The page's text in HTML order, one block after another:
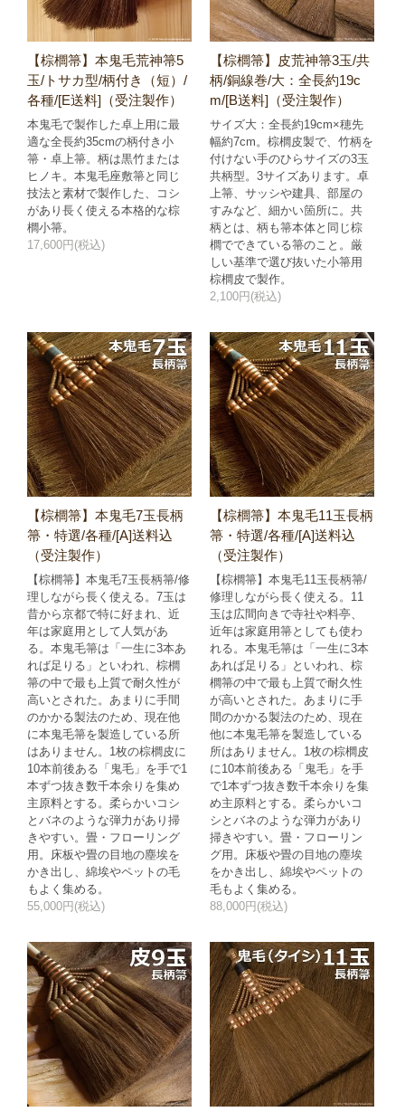
【棕櫚箒】本鬼毛荒神箒5
玉/トサカ型/柄付き（短）/
各種/[E送料]（受注製作）
本鬼毛で製作した卓上用に最
適な全長約35cmの柄付き小
箒・卓上箒。柄は黒竹または
ヒノキ。本鬼毛座敷箒と同じ
技法と素材で製作した、コシ
があり長く使える本格的な棕
櫚小箒。
17,600円(税込)
【棕櫚箒】皮荒神箒3玉/共
柄/銅線巻/大：全長約19c
m/[B送料]（受注製作）
サイズ大：全長約19cm×穂先
幅約7cm。棕櫚皮製で、竹柄を
付けない手のひらサイズの3玉
共柄型。3サイズあります。卓
上箒、サッシや建具、部屋の
すみなど、細かい箇所に。共
柄とは、柄も箒本体と同じ棕
櫚でできている箒のこと。厳
しい基準で選び抜いた小箒用
棕櫚皮で製作。
2,100円(税込)
【棕櫚箒】本鬼毛7玉長柄
箒・特選/各種/[A]送料込
（受注製作）
【棕櫚箒】本鬼毛7玉長柄箒/修
理しながら長く使える。7玉は
昔から京都で特に好まれ、近
年は家庭用として人気があ
る。本鬼毛箒は「一生に3本あ
れば足りる」といわれ、棕櫚
箒の中で最も上質で耐久性が
高いとされた。あまりに手間
のかかる製法のため、現在他
に本鬼毛箒を製造している所
はありません。1枚の棕櫚皮に
10本前後ある「鬼毛」を手で1
本ずつ抜き数千本余りを集め
主原料とする。柔らかいコシ
とバネのような弾力があり掃
きやすい。畳・フローリング
用。床板や畳の目地の塵埃を
かき出し、綿埃やペットの毛
もよく集める。
55,000円(税込)
【棕櫚箒】本鬼毛11玉長柄
箒・特選/各種/[A]送料込
（受注製作）
【棕櫚箒】本鬼毛11玉長柄箒/
修理しながら長く使える。11
玉は広間向きで寺社や料亭、
近年は家庭用箒としても使わ
れる。本鬼毛箒は「一生に3本
あれば足りる」といわれ、棕
櫚箒の中で最も上質で耐久性
が高いとされた。あまりに手
間のかかる製法のため、現在
他に本鬼毛箒を製造している
所はありません。1枚の棕櫚皮
に10本前後ある「鬼毛」を手
で1本ずつ抜き数千本余りを集
め主原料とする。柔らかいコ
シとバネのような弾力があり
掃きやすい。畳・フローリン
グ用。床板や畳の目地の塵埃
をかき出し、綿埃やペットの
毛もよく集める。
88,000円(税込)